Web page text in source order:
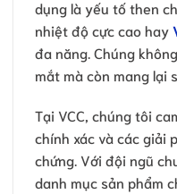
dụng là yếu tố then
nhiệt độ cực cao hay
đa năng. Chúng
mắt mà còn mang lại
Tại VCC, chúng tôi
chính xác và các giải
chứng. Với đội ngũ
danh mục sản phẩm